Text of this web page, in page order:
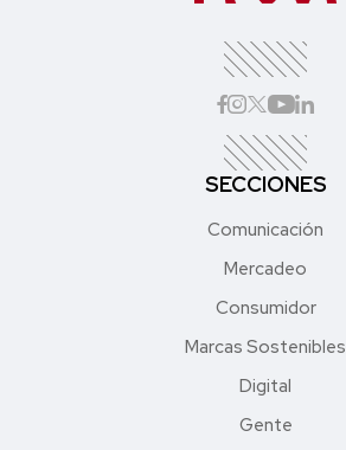
SECCIONES
Comunicación
Mercadeo
Consumidor
Marcas Sostenibles
Digital
Gente